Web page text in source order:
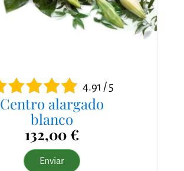
4.91 / 5
Centro alargado
blanco
132,00 €
Enviar